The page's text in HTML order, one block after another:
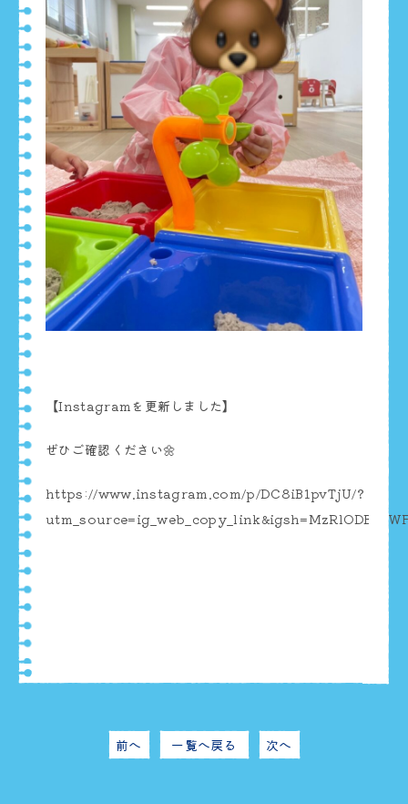
【Instagramを更新しました】
ぜひご確認ください🌼
https://www.instagram.com/p/DC8iB1pvTjU/?
前へ 一覧へ戻る 次へ